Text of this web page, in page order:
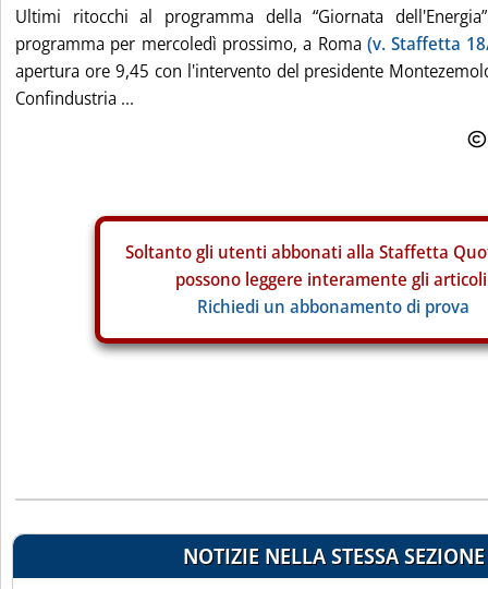
Ultimi ritocchi al programma della “Giornata
programma per mercoledì prossimo, a Roma (v. Staffetta
apertura ore 9,45 con l'intervento del presidente
Confindustria ...
Soltanto gli utenti abbonati alla Staffetta
possono leggere interamente gli
Richiedi un abbonamento di prova
NOTIZIE NELLA STESSA SEZIONE